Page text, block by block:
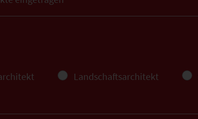
Landschaftsarchitekt